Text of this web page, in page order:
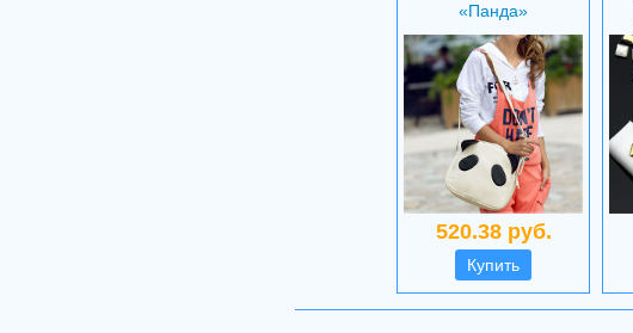
«Панда»
520.38 руб.
Купить